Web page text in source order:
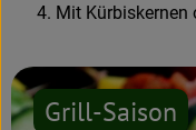
Mit Kürbiskernen
Grill-Saison